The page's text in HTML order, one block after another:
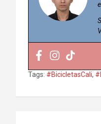
Tags: #BicicletasCali,